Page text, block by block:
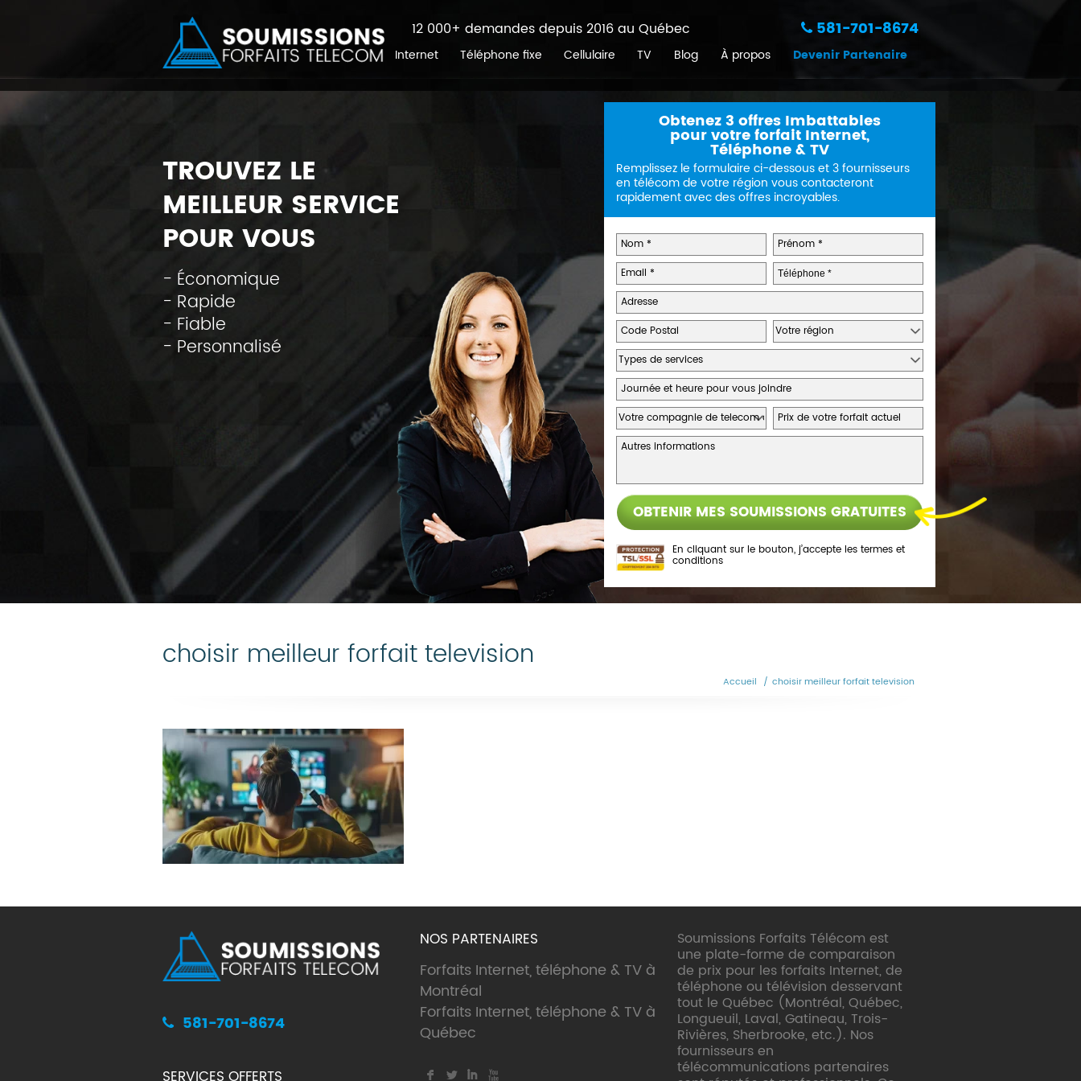
12 000+ demandes depuis 2016 au Québec 581-701-8674
Internet Téléphone fixe Cellulaire TV Blog À propos Devenir Partenaire
TROUVEZ LE
MEILLEUR SERVICE
POUR VOUS
- Économique
- Rapide
- Fiable
- Personnalisé
Obtenez 3 offres Imbattables
pour votre forfait Internet,
Téléphone & TV
Remplissez le formulaire ci-dessous et 3 fournisseurs
en télécom de votre région vous contacteront
rapidement avec des offres incroyables.
En cliquant sur le bouton, j’accepte les termes et
conditions
choisir meilleur forfait television
Accueil / choisir meilleur forfait television
581-701-8674
NOS PARTENAIRES
Forfaits Internet, téléphone & TV à
Montréal
Forfaits Internet, téléphone & TV à
Québec
F L I X
Soumissions Forfaits Télécom est
une plate-forme de comparaison
de prix pour les forfaits Internet, de
téléphone ou télévision desservant
tout le Québec (Montréal, Québec,
Longueuil, Laval, Gatineau, Trois-
Rivières, Sherbrooke, etc.). Nos
fournisseurs en
télécommunications partenaires